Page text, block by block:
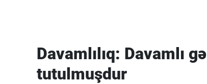
Davamlılıq: Davamlı
tutulmuşdur